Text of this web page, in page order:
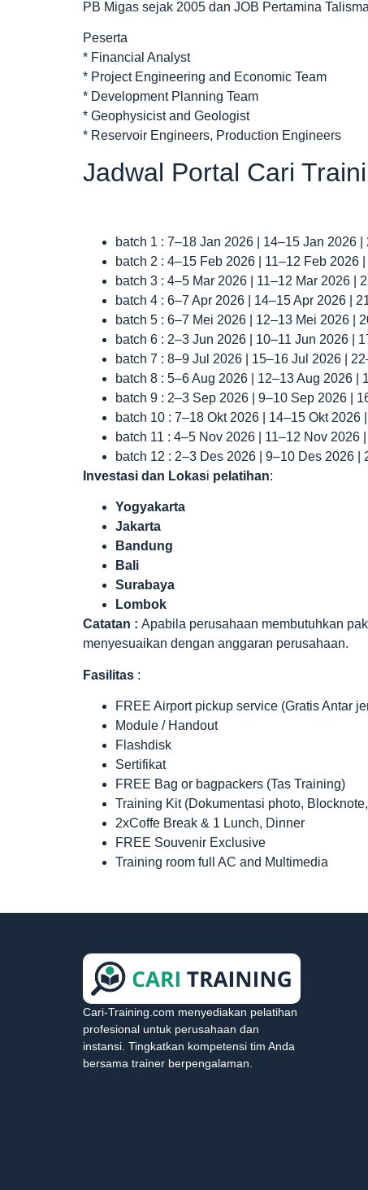
PB Migas sejak 2005 dan JOB Pertamina
Peserta
* Financial Analyst
* Project Engineering and Economic Team
* Development Planning Team
* Geophysicist and Geologist
* Reservoir Engineers, Production Engineers
Jadwal Portal Cari
batch 1 : 7–18 Jan 2026 | 14–15 Jan 2026
batch 2 : 4–15 Feb 2026 | 11–12 Feb 2026
batch 3 : 4–5 Mar 2026 | 11–12 Mar 2026 |
batch 4 : 6–7 Apr 2026 | 14–15 Apr 2026 |
batch 5 : 6–7 Mei 2026 | 12–13 Mei 2026 |
batch 6 : 2–3 Jun 2026 | 10–11 Jun 2026 |
batch 7 : 8–9 Jul 2026 | 15–16 Jul 2026 |
batch 8 : 5–6 Aug 2026 | 12–13 Aug 2026 |
batch 9 : 2–3 Sep 2026 | 9–10 Sep 2026 |
batch 10 : 7–18 Okt 2026 | 14–15 Okt
batch 11 : 4–5 Nov 2026 | 11–12 Nov
batch 12 : 2–3 Des 2026 | 9–10 Des 2026 |
Investasi dan Lokasi pelatihan:
Yogyakarta
Jakarta
Bandung
Bali
Surabaya
Lombok
Catatan : Apabila perusahaan membutuhkan
menyesuaikan dengan anggaran perusahaan.
Fasilitas :
FREE Airport pickup service (Gratis Antar
Module / Handout
Flashdisk
Sertifikat
FREE Bag or bagpackers (Tas Training)
Training Kit (Dokumentasi photo,
2xCoffe Break & 1 Lunch, Dinner
FREE Souvenir Exclusive
Training room full AC and Multimedia
Cari-Training.com menyediakan pelatihan
profesional untuk perusahaan dan
instansi. Tingkatkan kompetensi tim Anda
bersama trainer berpengalaman.